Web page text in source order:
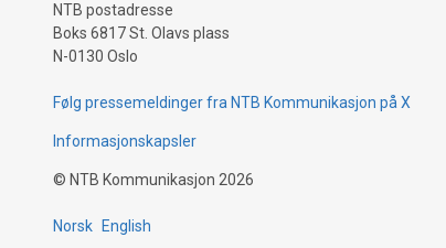
NTB postadresse
Boks 6817 St. Olavs plass
N-0130 Oslo
Følg pressemeldinger fra NTB Kommunikasjon på X
Informasjonskapsler
© NTB Kommunikasjon 2026
Norsk English